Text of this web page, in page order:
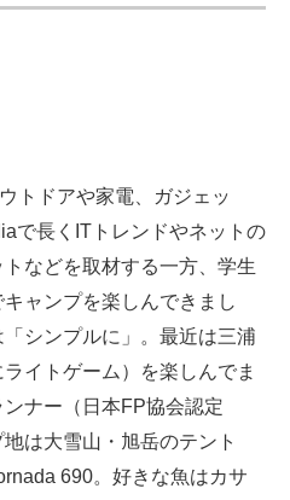
トドアや家電、ガジェッ
で長くITトレンドやネットの
などを取材する一方、学生
ャンプを楽しんできまし
シンプルに」。最近は三浦
イトゲーム）を楽しんでま
ナー（日本FP協会認定
は大雪山・旭岳のテント
690。好きな魚はカサ